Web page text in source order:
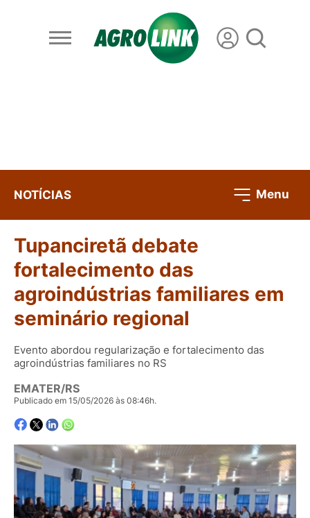
NOTÍCIAS Menu
Tupanciretã debate
fortalecimento das
agroindústrias familiares em
seminário regional
Evento abordou regularização e fortalecimento das
agroindústrias familiares no RS
EMATER/RS
Publicado em 15/05/2026 às 08:46h.